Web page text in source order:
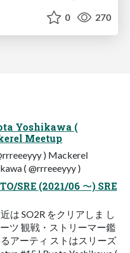
0 270
Yoshikawa (
Meetup
) Mackerel
( @rrreeeyyy )
SRE (2021/06 〜) SRE
は SO2R をクリアしま し
ツ 観戦・ストリーマー鑑
アーティ ストはスリーズ